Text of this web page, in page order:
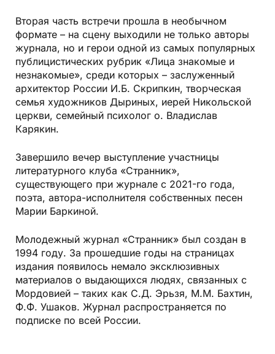
Вторая часть встречи прошла в необычном
формате – на сцену выходили не только авторы
журнала, но и герои одной из самых популярных
публицистических рубрик «Лица знакомые и
незнакомые», среди которых – заслуженный
архитектор России И.Б. Скрипкин, творческая
семья художников Дыриных, иерей Никольской
церкви, семейный психолог о. Владислав
Карякин.
Завершило вечер выступление участницы
литературного клуба «Странник»,
существующего при журнале с 2021-го года,
поэта, автора-исполнителя собственных песен
Марии Баркиной.
Молодежный журнал «Странник» был создан в
1994 году. За прошедшие годы на страницах
издания появилось немало эксклюзивных
материалов о выдающихся людях, связанных с
Мордовией – таких как С.Д. Эрьзя, М.М. Бахтин,
Ф.Ф. Ушаков. Журнал распространяется по
подписке по всей России.